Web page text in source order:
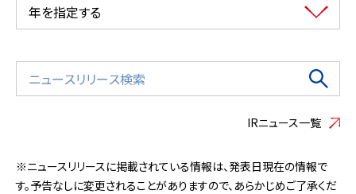
年を指定する
IRニュース一覧
※ニュースリリースに掲載されている情報は、発表日現在の情報で
す。予告なしに変更されることがありますので、あらかじめご了承くだ